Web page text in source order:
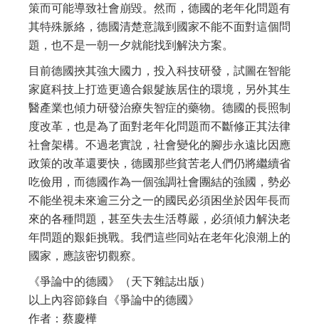
策而可能導致社會崩毀。然而，德國的老年化問題有
其特殊脈絡，德國清楚意識到國家不能不面對這個問
題，也不是一朝一夕就能找到解決方案。
目前德國挾其強大國力，投入科技研發，試圖在智能
家庭科技上打造更適合銀髮族居住的環境，另外其生
醫產業也傾力研發治療失智症的藥物。德國的長照制
度改革，也是為了面對老年化問題而不斷修正其法律
社會架構。不過老實說，社會變化的腳步永遠比因應
政策的改革還要快，德國那些貧苦老人們仍將繼續省
吃儉用，而德國作為一個強調社會團結的強國，勢必
不能坐視未來逾三分之一的國民必須困坐於因年長而
來的各種問題，甚至失去生活尊嚴，必須傾力解決老
年問題的艱鉅挑戰。我們這些同站在老年化浪潮上的
國家，應該密切觀察。
《爭論中的德國》（天下雜誌出版）
以上內容節錄自《爭論中的德國》
作者：蔡慶樺